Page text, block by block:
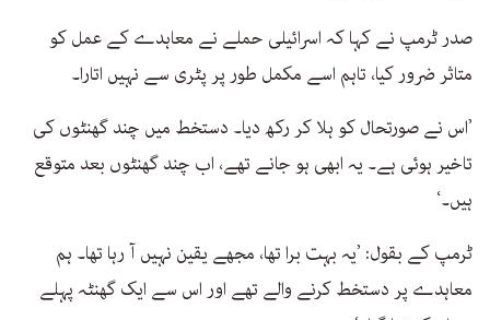
صدر ٹرمپ نے کہا کہ اسرائیلی حملے نے معاہدے کے عمل کو
متاثر ضرور کیا، تاہم اسے مکمل طور پر پٹری سے نہیں اتارا۔
’اس نے صورتحال کو ہلا کر رکھ دیا۔ دستخط میں چند گھنٹوں کی
تاخیر ہوئی ہے۔ یہ ابھی ہو جانے تھے، اب چند گھنٹوں بعد متوقع
ہیں۔‘
ٹرمپ کے بقول: ’یہ بہت برا تھا، مجھے یقین نہیں آ رہا تھا۔ ہم
معاہدے پر دستخط کرنے والے تھے اور اس سے ایک گھنٹہ پہلے